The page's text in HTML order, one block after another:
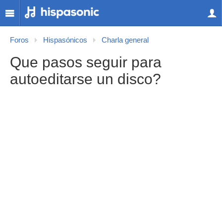
Foros Hispasónicos Charla general
Que pasos seguir para
autoeditarse un disco?